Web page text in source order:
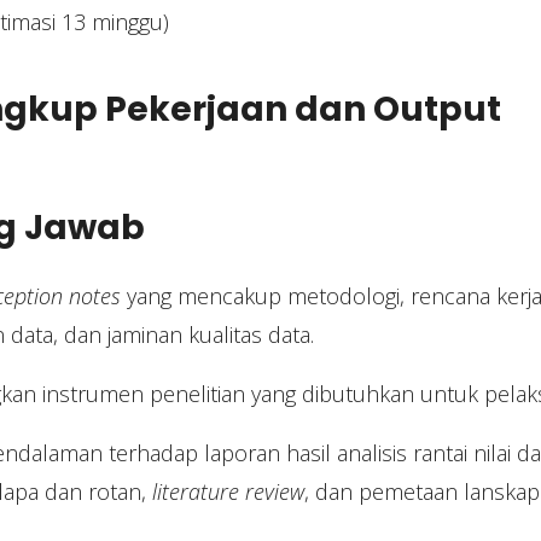
13 minggu)
Pekerjaan dan Output
Jawab
notes yang mencakup metodologi, rencana
dan jaminan kualitas data.
instrumen penelitian yang dibutuhkan untuk
terhadap laporan hasil analisis rantai nilai
dan rotan, literature review, dan pemetaan